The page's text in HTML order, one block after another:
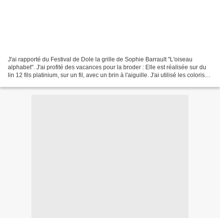
J'ai rapporté du Festival de Dole la grille de Sophie Barrault "L'oiseau
alphabet". J'ai profité des vacances pour la broder : Elle est réalisée sur du
lin 12 fils platinium, sur un fil, avec un brin à l'aiguille. J'ai utilisé les coloris